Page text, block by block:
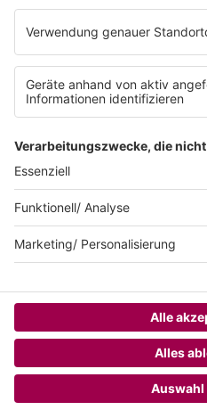
Impressum
Teilnahmebedingungen
SUNSHINE LIVE
© sunshine live / realisiert auf Basis